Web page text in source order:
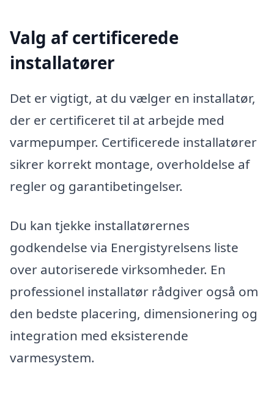
Valg af certificerede
installatører
Det er vigtigt, at du vælger en installatør,
der er certificeret til at arbejde med
varmepumper. Certificerede installatører
sikrer korrekt montage, overholdelse af
regler og garantibetingelser.
Du kan tjekke installatørernes
godkendelse via Energistyrelsens liste
over autoriserede virksomheder. En
professionel installatør rådgiver også om
den bedste placering, dimensionering og
integration med eksisterende
varmesystem.